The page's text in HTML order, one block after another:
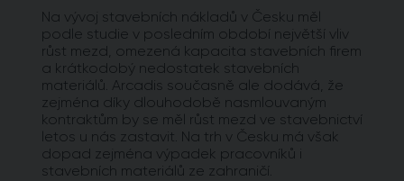
Na vývoj stavebních nákladů v Česku měl
podle studie v posledním období největší vliv
růst mezd, omezená kapacita stavebních firem
a krátkodobý nedostatek stavebních
materiálů. Arcadis současně ale dodává, že
zejména díky dlouhodobě nasmlouvaným
kontraktům by se měl růst mezd ve stavebnictví
letos u nás zastavit. Na trh v Česku má však
dopad zejména výpadek pracovníků i
stavebních materiálů ze zahraničí.